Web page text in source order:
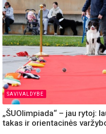
SAVIVALDYBE
„ŠUOlimpiada“ – jau rytoj:
takas ir orientacinės